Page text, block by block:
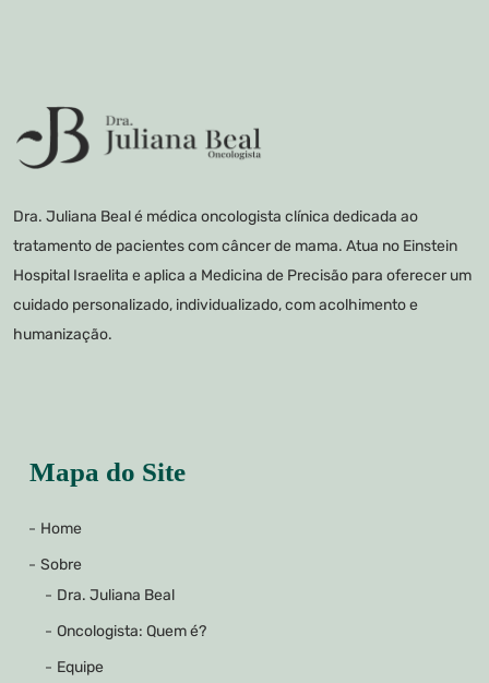
Dra. Juliana Beal é médica oncologista clínica dedicada ao
tratamento de pacientes com câncer de mama. Atua no Einstein
Hospital Israelita e aplica a Medicina de Precisão para oferecer um
cuidado personalizado, individualizado, com acolhimento e
humanização.
Mapa do Site
Home
Sobre
Dra. Juliana Beal
Oncologista: Quem é?
Equipe